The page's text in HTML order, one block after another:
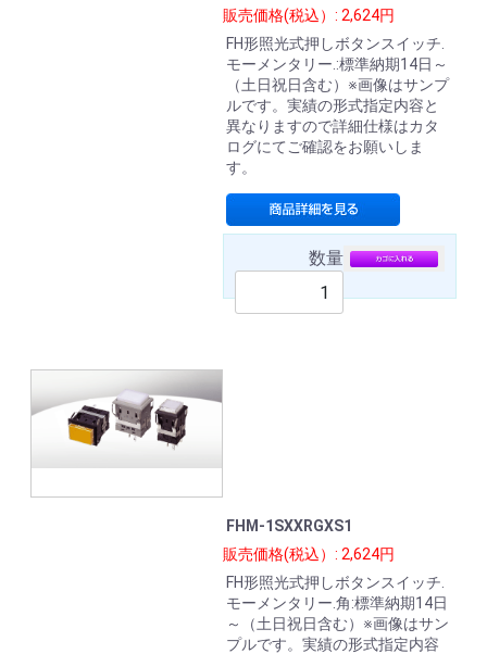
販売価格(税込）: 2,624円
FH形照光式押しボタンスイッチ.
モーメンタリー.:標準納期14日～
（土日祝日含む）※画像はサンプ
ルです。実績の形式指定内容と
異なりますので詳細仕様はカタ
ログにてご確認をお願いしま
す。
数量
FHM-1SXXRGXS1
販売価格(税込）: 2,624円
FH形照光式押しボタンスイッチ.
モーメンタリー.角:標準納期14日
～（土日祝日含む）※画像はサン
プルです。実績の形式指定内容